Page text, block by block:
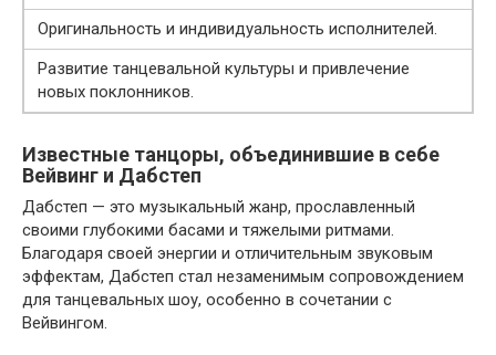
Оригинальность и индивидуальность исполнителей.
Развитие танцевальной культуры и привлечение
новых поклонников.
Известные танцоры, объединившие в себе
Вейвинг и Дабстеп
Дабстеп — это музыкальный жанр, прославленный
своими глубокими басами и тяжелыми ритмами.
Благодаря своей энергии и отличительным звуковым
эффектам, Дабстеп стал незаменимым сопровождением
для танцевальных шоу, особенно в сочетании с
Вейвингом.